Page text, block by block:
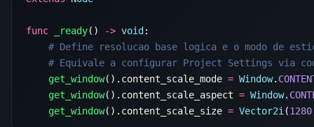
func _ready() -> void
    get_window
().content_scale_mode = Window.
    get_window
().content_scale_aspect = Window.
    get_window
().content_scale_size = Vector2i (1280